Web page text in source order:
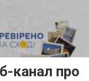
канал про